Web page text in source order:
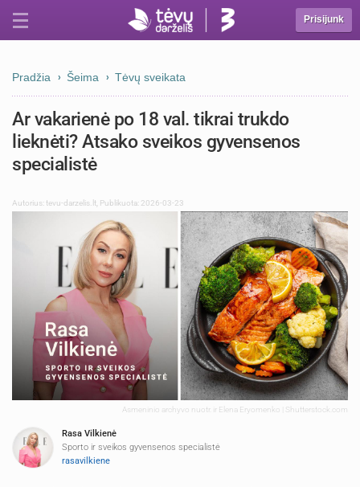
Prisijunk
Pradžia Šeima Tėvų sveikata
Ar vakarienė po 18 val. tikrai trukdo
lieknėti? Atsako sveikos gyvensenos
specialistė
Autorius:tevu-darzelis.lt Publikuota: 2026-03-23
Asmeninio archyvo nuotr. ir Elena Eryomenko | Shutterstock.com
Rasa Vilkienė
Sporto ir sveikos gyvensenos specialistė
rasavilkiene